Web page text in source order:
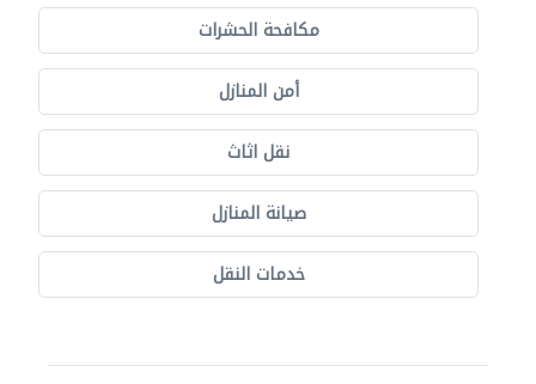
مكافحة الحشرات
أمن المنازل
نقل اثاث
صيانة المنازل
خدمات النقل